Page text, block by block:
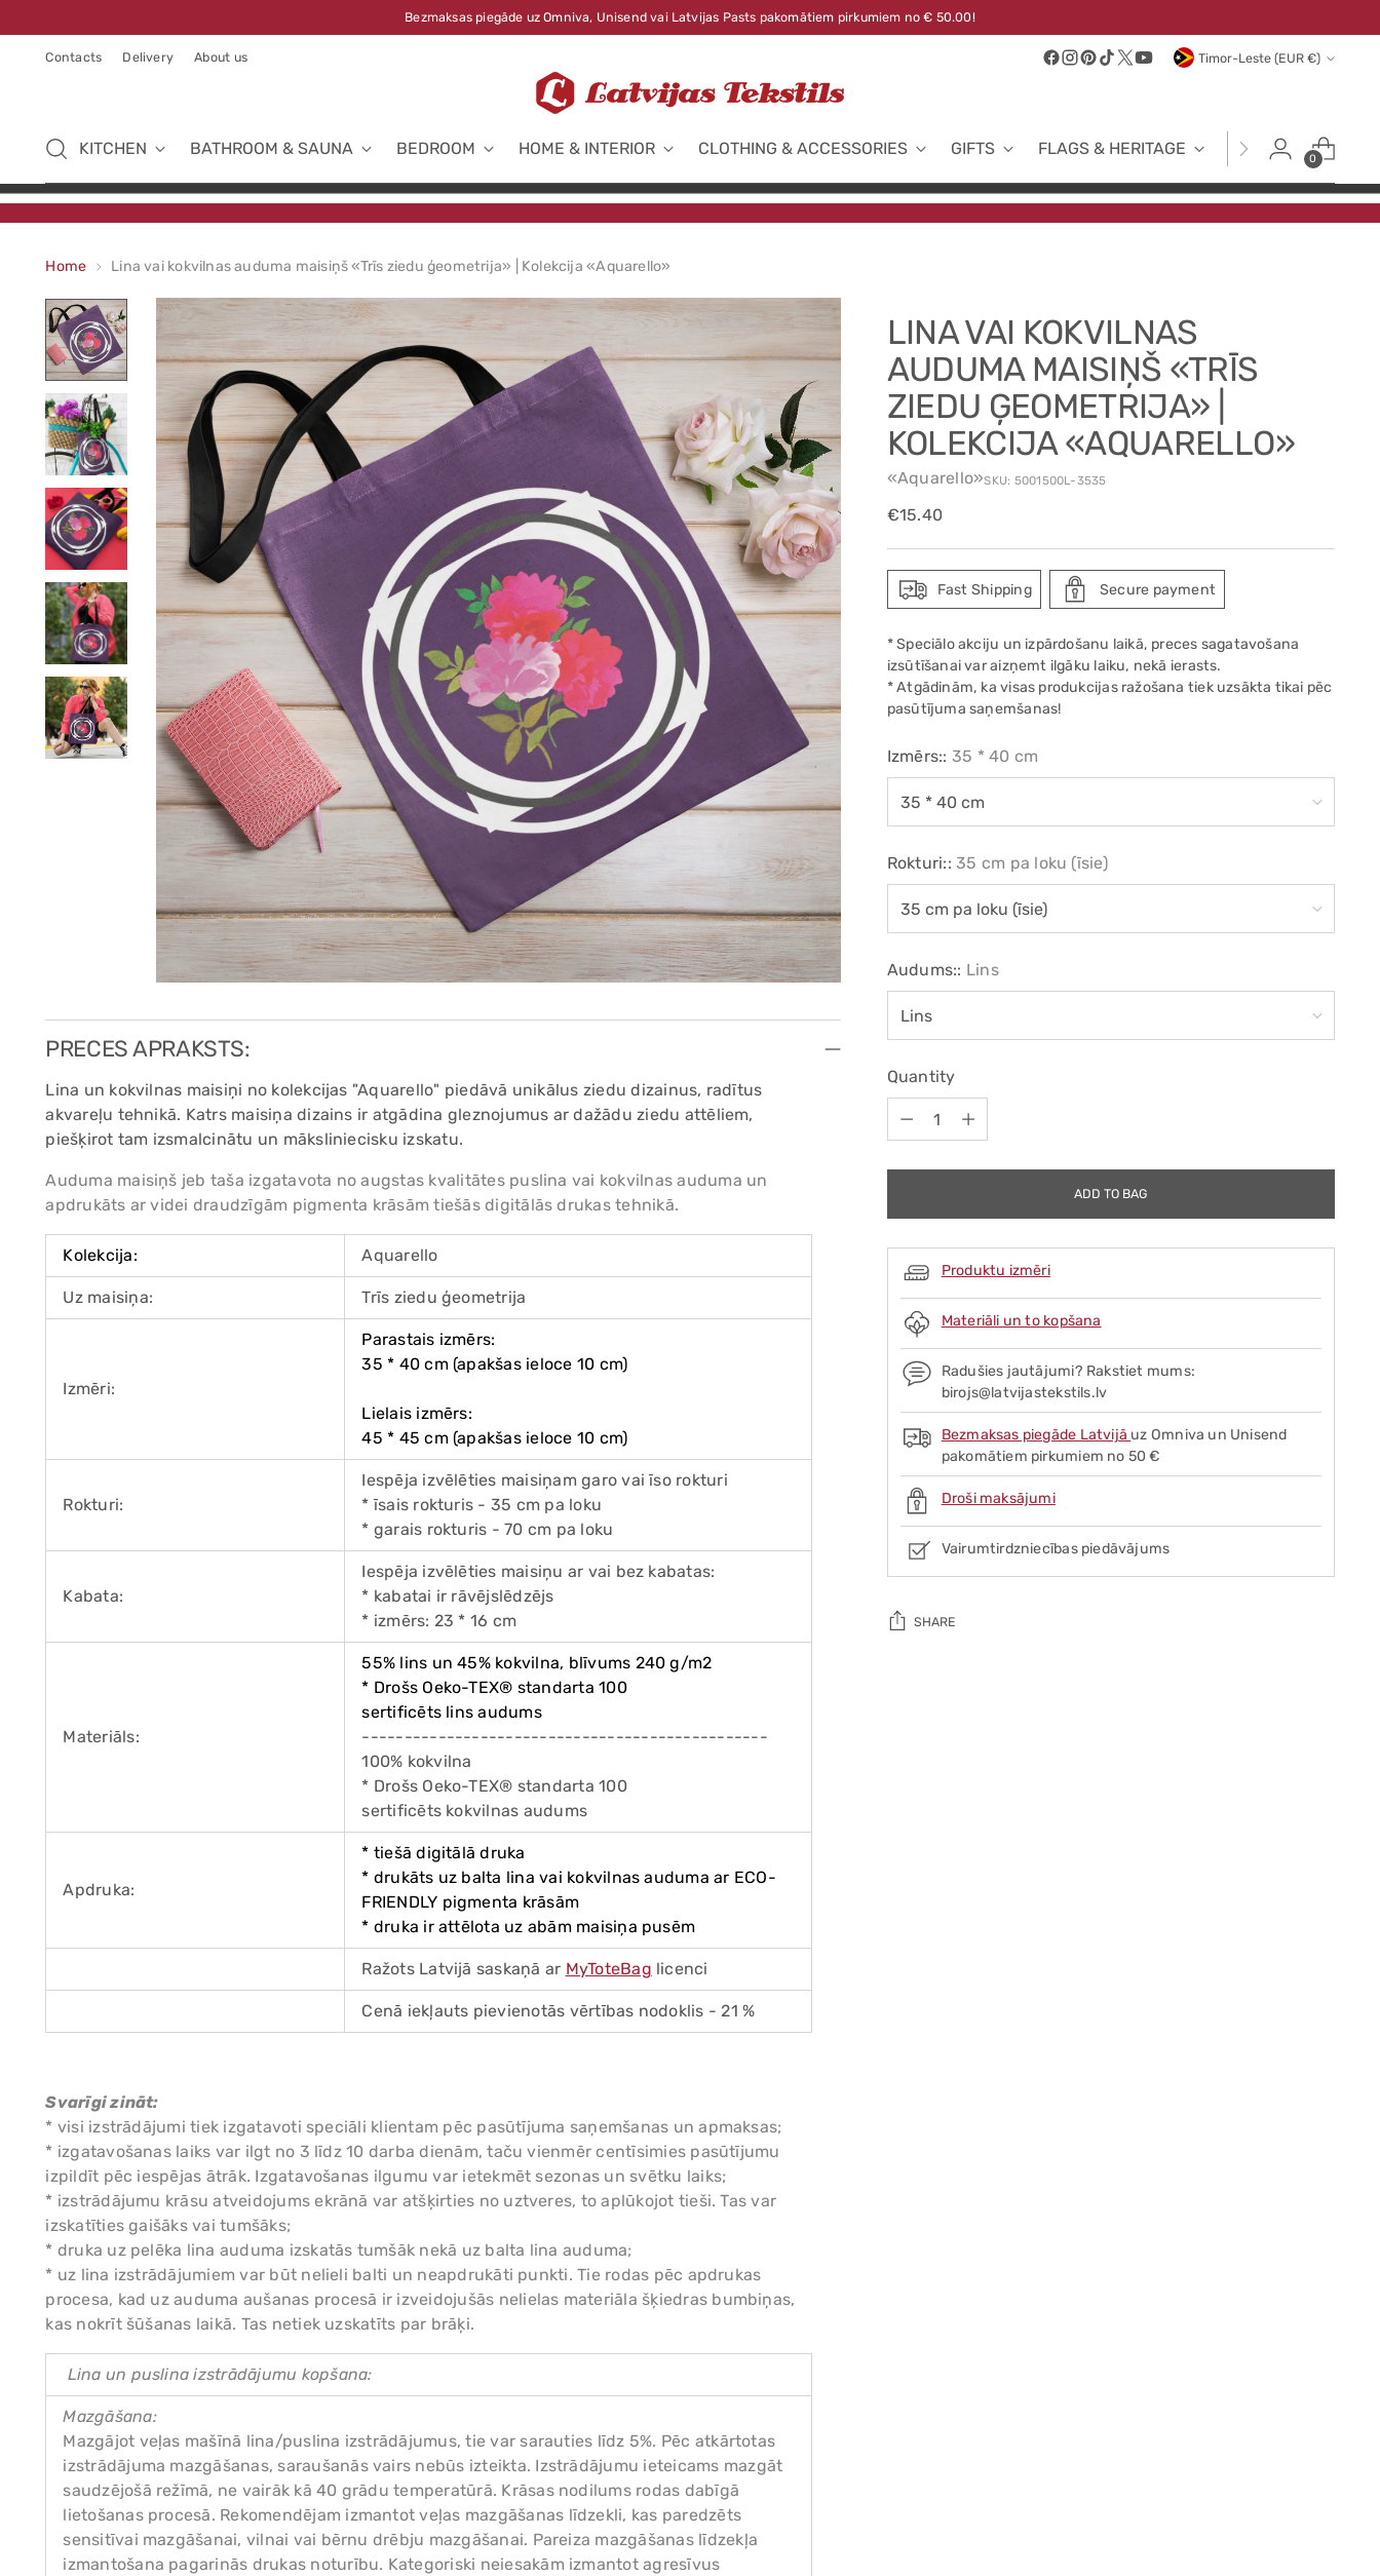
Bezmaksas piegāde uz Omniva, Unisend vai Latvijas Pasts pakomātiem pirkumiem no € 50.00!
Contacts Delivery About us Currency Timor-Leste (EUR €)
KITCHEN BATHROOM & SAUNA BEDROOM HOME & INTERIOR CLOTHING & ACCESSORIES GIFTS FLAGS & HERITAGE FABRICS
0
Home Lina vai kokvilnas auduma maisiņš «Trīs ziedu ģeometrija» | Kolekcija «Aquarello»
PRECES APRAKSTS:
Lina un kokvilnas maisiņi no kolekcijas "Aquarello" piedāvā unikālus ziedu dizainus, radītus
akvareļu tehnikā. Katrs maisiņa dizains ir atgādina gleznojumus ar dažādu ziedu attēliem,
piešķirot tam izsmalcinātu un māksliniecisku izskatu.
Auduma maisiņš jeb taša izgatavota no augstas kvalitātes puslina vai kokvilnas auduma un
apdrukāts ar videi draudzīgām pigmenta krāsām tiešās digitālās drukas tehnikā.
Kolekcija: Aquarello
Uz maisiņa: Trīs ziedu ģeometrija
Izmēri:
Parastais izmērs:
35 * 40 cm (apakšas ieloce 10 cm)
Lielais izmērs:
45 * 45 cm (apakšas ieloce 10 cm)
Rokturi:
Iespēja izvēlēties maisiņam garo vai īso rokturi
* īsais rokturis - 35 cm pa loku
* garais rokturis - 70 cm pa loku
Kabata:
Iespēja izvēlēties maisiņu ar vai bez kabatas:
* kabatai ir rāvējslēdzējs
* izmērs: 23 * 16 cm
Materiāls:
55% lins un 45% kokvilna, blīvums 240 g/m2
* Drošs Oeko-TEX® standarta 100
sertificēts lins audums
------------------------------------------------
100% kokvilna
* Drošs Oeko-TEX® standarta 100
sertificēts kokvilnas audums
Apdruka:
* tiešā digitālā druka
* drukāts uz balta lina vai kokvilnas auduma ar ECO-
FRIENDLY pigmenta krāsām
* druka ir attēlota uz abām maisiņa pusēm
Ražots Latvijā saskaņā ar MyToteBag licenci
Cenā iekļauts pievienotās vērtības nodoklis - 21 %
Svarīgi zināt:
* visi izstrādājumi tiek izgatavoti speciāli klientam pēc pasūtījuma saņemšanas un apmaksas;
* izgatavošanas laiks var ilgt no 3 līdz 10 darba dienām, taču vienmēr centīsimies pasūtījumu
izpildīt pēc iespējas ātrāk. Izgatavošanas ilgumu var ietekmēt sezonas un svētku laiks;
* izstrādājumu krāsu atveidojums ekrānā var atšķirties no uztveres, to aplūkojot tieši. Tas var
izskatīties gaišāks vai tumšāks;
* druka uz pelēka lina auduma izskatās tumšāk nekā uz balta lina auduma;
* uz lina izstrādājumiem var būt nelieli balti un neapdrukāti punkti. Tie rodas pēc apdrukas
procesa, kad uz auduma aušanas procesā ir izveidojušās nelielas materiāla šķiedras bumbiņas,
kas nokrīt šūšanas laikā. Tas netiek uzskatīts par brāķi.
Lina un puslina izstrādājumu kopšana:
Mazgāšana:
Mazgājot veļas mašīnā lina/puslina izstrādājumus, tie var sarauties līdz 5%. Pēc atkārtotas
izstrādājuma mazgāšanas, saraušanās vairs nebūs izteikta. Izstrādājumu ieteicams mazgāt
saudzējošā režīmā, ne vairāk kā 40 grādu temperatūrā. Krāsas nodilums rodas dabīgā
lietošanas procesā. Rekomendējam izmantot veļas mazgāšanas līdzekli, kas paredzēts
sensitīvai mazgāšanai, vilnai vai bērnu drēbju mazgāšanai. Pareiza mazgāšanas līdzekļa
izmantošana pagarinās drukas noturību. Kategoriski neiesakām izmantot agresīvus
LINA VAI KOKVILNAS
AUDUMA MAISIŅŠ «TRĪS
ZIEDU ĢEOMETRIJA» |
KOLEKCIJA «AQUARELLO»
«Aquarello»SKU: 5001500L-3535
Regular
€15.40
Fast Shipping Secure payment
* Speciālo akciju un izpārdošanu laikā, preces sagatavošana
izsūtīšanai var aizņemt ilgāku laiku, nekā ierasts.
* Atgādinām, ka visas produkcijas ražošana tiek uzsākta tikai pēc
pasūtījuma saņemšanas!
Izmērs:: 35 * 40 cm
Rokturi::35 cm pa loku (īsie)
Audums:: Lins
Quantity
Quantity
ADD TO BAG
Produktu izmēri
Materiāli un to kopšana
Radušies jautājumi? Rakstiet mums:
birojs@latvijastekstils.lv
Bezmaksas piegāde Latvijā uz Omniva un Unisend
pakomātiem pirkumiem no 50 €
Droši maksājumi
Vairumtirdzniecības piedāvājums
SHARE